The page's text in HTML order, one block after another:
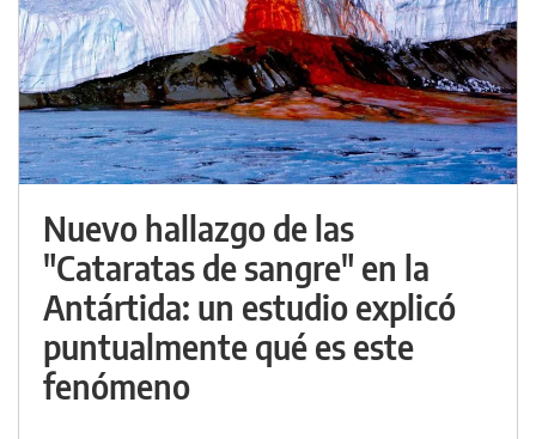
Nuevo hallazgo de las
"Cataratas de sangre" en la
Antártida: un estudio explicó
puntualmente qué es este
fenómeno